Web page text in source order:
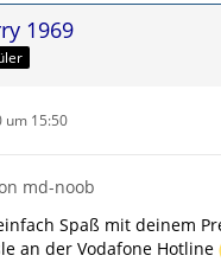
lauten.
dass die Angaben diesen
und sicherlich auch
Das wirst du
versuchst. Und da
dafür, wie das auf dem
1969
um 15:50
md-noob
Spaß mit deinem
an der Vodafone Hotline